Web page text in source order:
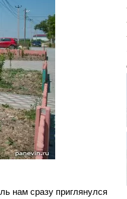
нам сразу приглянулся